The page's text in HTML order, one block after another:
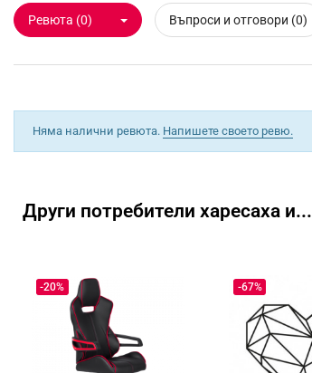
Ревюта (0) Въпроси и отговори (0)
Няма налични ревюта. Напишете своето ревю.
Други потребители харесаха и...
-20% -67%